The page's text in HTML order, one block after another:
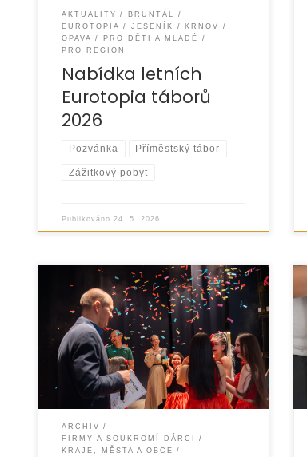
AKTUALITY
BRUNTÁL
EUROTOPIA
JESENÍK
KRNOV
OPAVA
PRO DĚTI A MLADÉ
PRO REGION
Nabídka letních
Eurotopia táborů
2026
Pozvánka Příměstský tábor
Zážitkový pobyt
Publikováno24. 5. 2026
Organizace EUROTOPIA.CZ
uspořádala ve čtvrtek 23. dubna
2026 již 9. ročník talentové soutěže
„UKAŽ, CO UMÍŠ!“. Akce se tradičně
konala v KD
ARCHIV
FIRMY A SOUKROMÍ DÁRCI
KRAJE, MĚSTA A OBCE